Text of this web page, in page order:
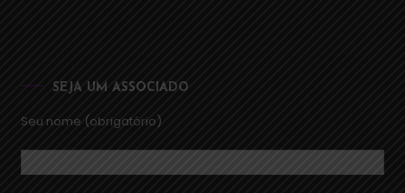
SEJA UM ASSOCIADO
Seu nome (obrigatório)